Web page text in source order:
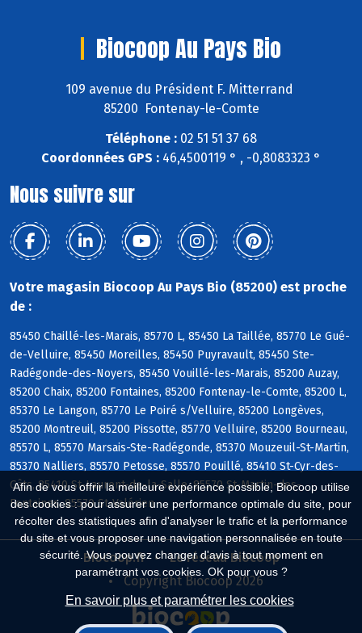
Afin de vous offrir la meilleure expérience possible, Biocoop utilise
des cookies : pour assurer une performance optimale du site, pour
récolter des statistiques afin d'analyser le trafic et la performance
du site et vous proposer une navigation personnalisée en toute
sécurité. Vous pouvez changer d'avis à tout moment en
paramétrant vos cookies. OK pour vous ?
En savoir plus et paramétrer les cookies
Biocoop Au Pays Bio
109 avenue du Président F. Mitterrand
85200 Fontenay-le-Comte
Téléphone : 02 51 51 37 68
Coordonnées GPS : 46,4500119 ° , -0,8083323 °
Nous suivre sur
Votre magasin Biocoop Au Pays Bio (85200) est proche
de :
85450 Chaillé-les-Marais, 85770 L, 85450 La Taillée, 85770 Le Gué-
de-Velluire, 85450 Moreilles, 85450 Puyravault, 85450 Ste-
Radégonde-des-Noyers, 85450 Vouillé-les-Marais, 85200 Auzay,
85200 Chaix, 85200 Fontaines, 85200 Fontenay-le-Comte, 85200 L,
85370 Le Langon, 85770 Le Poiré s/Velluire, 85200 Longèves,
85200 Montreuil, 85200 Pissotte, 85770 Velluire, 85200 Bourneau,
85570 L, 85570 Marsais-Ste-Radégonde, 85370 Mouzeuil-St-Martin,
85370 Nalliers, 85570 Petosse, 85570 Pouillé, 85410 St-Cyr-des-
Gâts, 85410 St-Laurent-de-la-Salle, 85570 St-Martin-des-
Fontaines, 85570 St-Valérien
Biocoop.fr
Le réseau Biocoop
Copyright Biocoop 2026